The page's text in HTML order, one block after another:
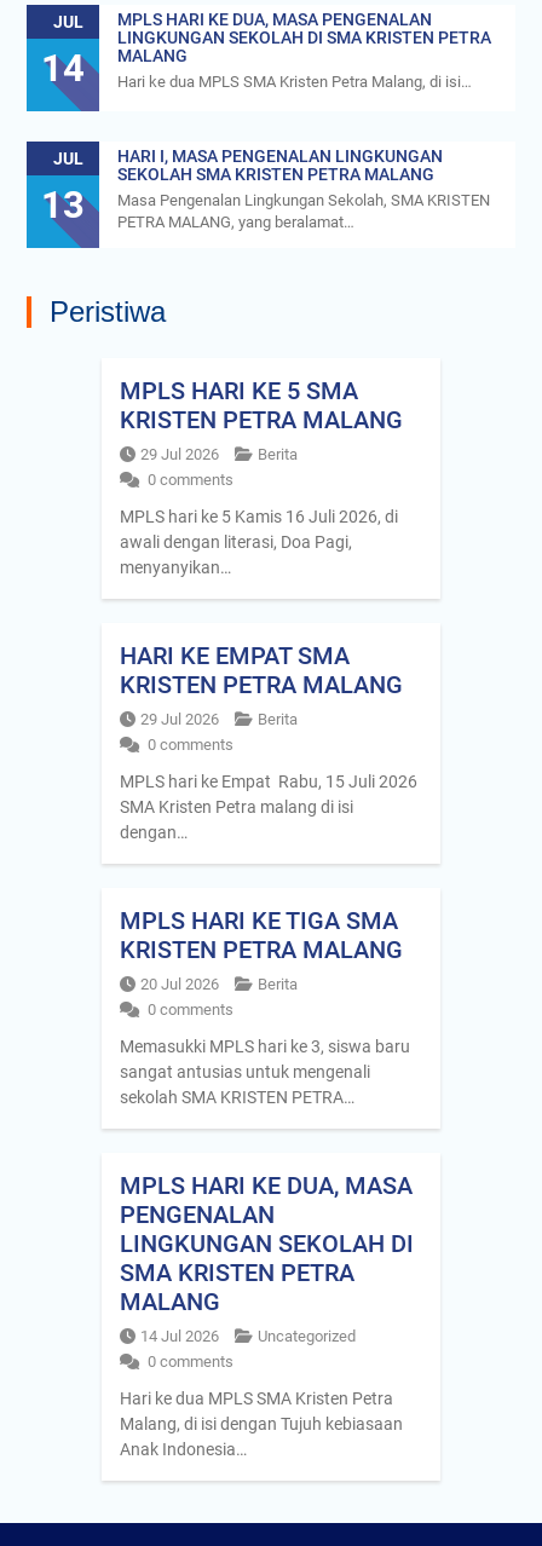
JUL
14
MPLS HARI KE DUA, MASA PENGENALAN
LINGKUNGAN SEKOLAH DI SMA KRISTEN PETRA
MALANG
Hari ke dua MPLS SMA Kristen Petra Malang, di isi…
JUL
13
HARI I, MASA PENGENALAN LINGKUNGAN
SEKOLAH SMA KRISTEN PETRA MALANG
Masa Pengenalan Lingkungan Sekolah, SMA KRISTEN
PETRA MALANG, yang beralamat…
Peristiwa
MPLS HARI KE 5 SMA
KRISTEN PETRA MALANG
29 Jul 2026
Berita
0 comments
MPLS hari ke 5 Kamis 16 Juli 2026, di
awali dengan literasi, Doa Pagi,
menyanyikan…
HARI KE EMPAT SMA
KRISTEN PETRA MALANG
29 Jul 2026
Berita
0 comments
MPLS hari ke Empat Rabu, 15 Juli 2026
SMA Kristen Petra malang di isi
dengan…
MPLS HARI KE TIGA SMA
KRISTEN PETRA MALANG
20 Jul 2026
Berita
0 comments
Memasukki MPLS hari ke 3, siswa baru
sangat antusias untuk mengenali
sekolah SMA KRISTEN PETRA…
MPLS HARI KE DUA, MASA
PENGENALAN
LINGKUNGAN SEKOLAH DI
SMA KRISTEN PETRA
MALANG
14 Jul 2026
Uncategorized
0 comments
Hari ke dua MPLS SMA Kristen Petra
Malang, di isi dengan Tujuh kebiasaan
Anak Indonesia…